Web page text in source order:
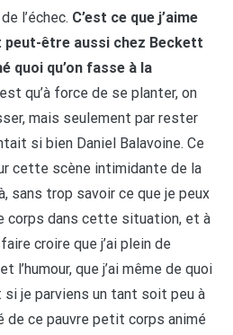
l’échec. C’est ce que j’aime
peut-être aussi chez Beckett
quoi qu’on fasse à la
qu’à force de se planter, on
mais seulement par rester
si bien Daniel Balavoine. Ce
cette scène intimidante de la
sans trop savoir ce que je peux
corps dans cette situation, et à
croire que j’ai plein de
l’humour, que j’ai même de quoi
si je parviens un tant soit peu à
ce pauvre petit corps animé